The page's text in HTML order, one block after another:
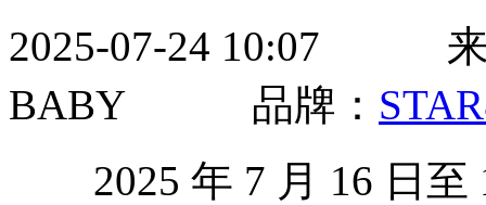
2025-07-24 10:07 来
BABY 品牌：
2025 年 7 月 16 日至